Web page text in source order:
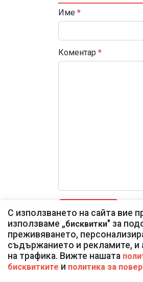
Име *
Коментар *
С използването на сайта вие
използваме „бисквитки" за
преживяването,
съдържанието и рекламите, и
на трафика. Вижте нашата
бисквитките и политика за